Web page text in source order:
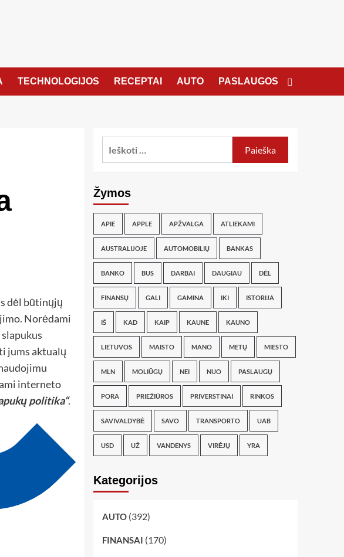
TECHNOLOGIJOS RECEPTAI AUTO PASLAUGOS
dėl būtinųjų
Norėdami
jums aktualų
interneto
politika“.
Žymos
APIE APPLE APŽVALGA ATLIEKAMI
AUSTRALIJOJE AUTOMOBILIŲ BANKAS
BANKO BUS DARBAI DAUGIAU DĖL
FINANSŲ GALI GAMINA IKI ISTORIJA
IŠ KAD KAIP KAUNE KAUNO
LIETUVOS MAISTO MANO METŲ MIESTO
MLN MOLIŪGŲ NEI NUO PASLAUGŲ
PORA PRIEŽIŪROS PRIVERSTINAI RINKOS
SAVIVALDYBĖ SAVO TRANSPORTO UAB
USD UŽ VANDENYS VIRĖJŲ YRA
Kategorijos
AUTO(392)
FINANSAI (170)